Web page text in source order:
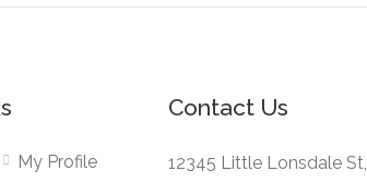
My Profile
Contact Us
12345 Little Lonsdale St,